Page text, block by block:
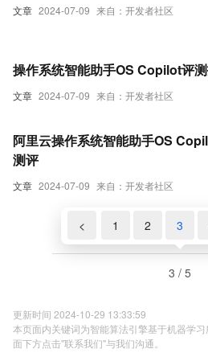
文章 2024-07-09 来自：开发者社区
文章 2024-07-09 来自：开发者社区
操作系统智能助手OS Copilot评
文章 2024-07-09 来自：开发者社区
阿里云操作系统智能助手OS
测评
< 1 2 3
3 / 5
更新时间 2024-10-29 13:33:59
本页面内关键词为智能算法引擎基于机器学
面下方点击"联系我们"与我们沟通。